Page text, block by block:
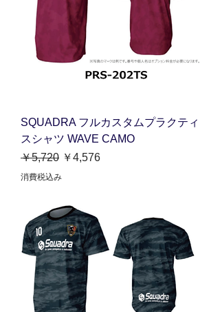
SQUADRA フルカスタムプラクティ
スシャツ WAVE CAMO
通常価格
￥5,720 セール価格
￥4,576
消費税込み